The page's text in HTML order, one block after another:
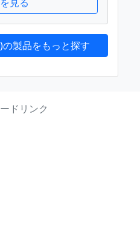
製品をもっと探す
ドリンク